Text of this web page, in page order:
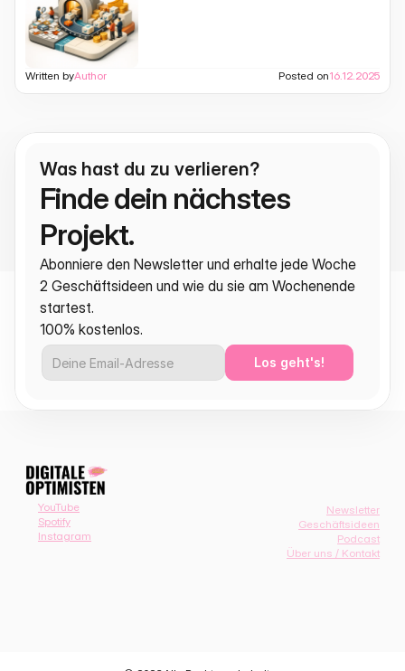
Written byAuthor Posted on16.12.2025
Was hast du zu verlieren?
Finde dein nächstes
Projekt.
Abonniere den Newsletter und erhalte jede Woche
2 Geschäftsideen und wie du sie am Wochenende
startest.
100% kostenlos.
Los geht's!
YouTube
Spotify
Instagram
Newsletter
Geschäftsideen
Podcast
Über uns / Kontakt